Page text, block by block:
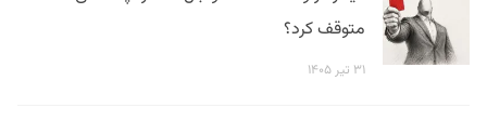
متوقف کرد؟
۳۱ تیر ۱۴۰۵